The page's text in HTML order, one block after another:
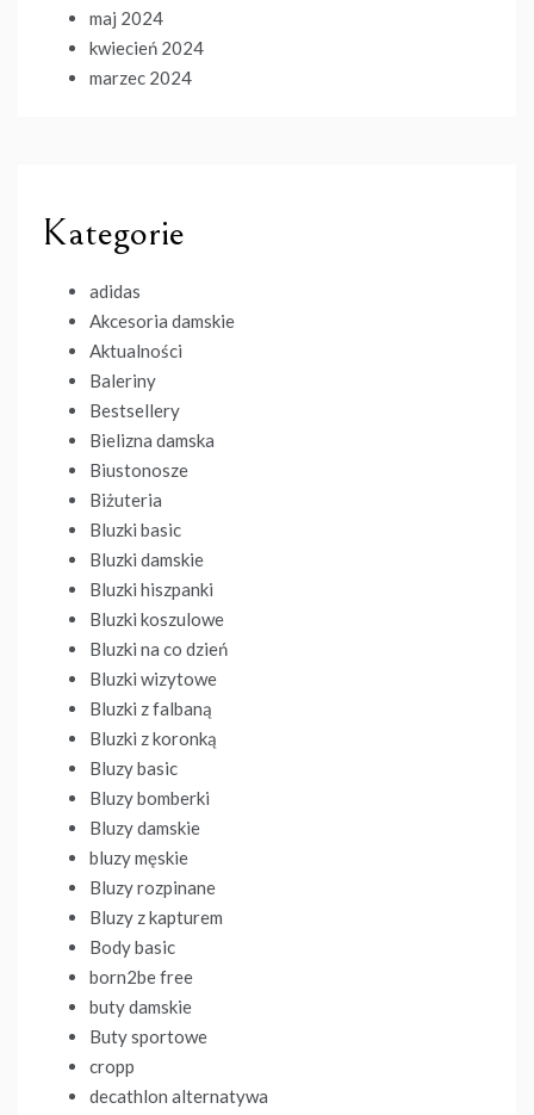
maj 2024
kwiecień 2024
marzec 2024
Kategorie
adidas
Akcesoria damskie
Aktualności
Baleriny
Bestsellery
Bielizna damska
Biustonosze
Biżuteria
Bluzki basic
Bluzki damskie
Bluzki hiszpanki
Bluzki koszulowe
Bluzki na co dzień
Bluzki wizytowe
Bluzki z falbaną
Bluzki z koronką
Bluzy basic
Bluzy bomberki
Bluzy damskie
bluzy męskie
Bluzy rozpinane
Bluzy z kapturem
Body basic
born2be free
buty damskie
Buty sportowe
cropp
decathlon alternatywa